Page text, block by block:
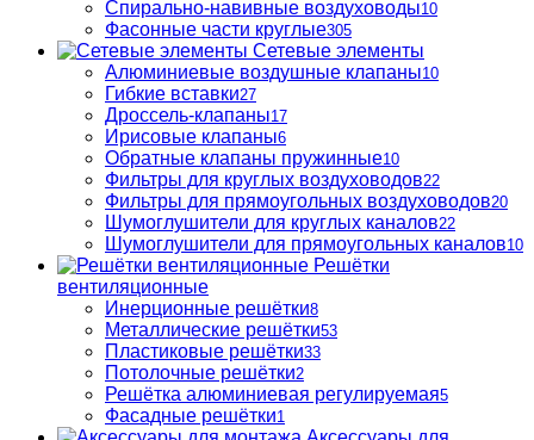
Спирально-навивные воздуховоды10
Фасонные части круглые305
Сетевые элементы
Алюминиевые воздушные клапаны10
Гибкие вставки27
Дроссель-клапаны17
Ирисовые клапаны6
Обратные клапаны пружинные10
Фильтры для круглых воздуховодов22
Фильтры для прямоугольных воздуховодов20
Шумоглушители для круглых каналов22
Шумоглушители для прямоугольных каналов10
Решётки
вентиляционные
Инерционные решётки8
Металлические решётки53
Пластиковые решётки33
Потолочные решётки2
Решётка алюминиевая регулируемая5
Фасадные решётки1